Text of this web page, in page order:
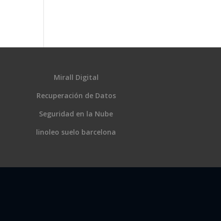
Mirall Digital
Recuperación de Datos
Seguridad en la Nube
linoleo suelo barcelona